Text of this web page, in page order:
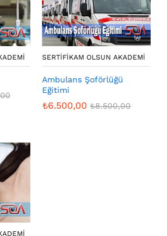
SERTIFIKAM OLSUN AKADEMI
Ambulans Şoförlüğü
Eğitimi
₺6.500,00 ₺8.500,00